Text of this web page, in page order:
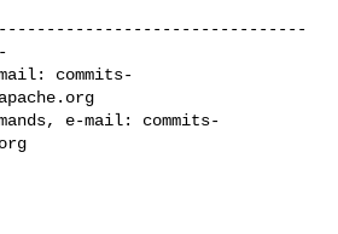
commits-
e-mail: commits-